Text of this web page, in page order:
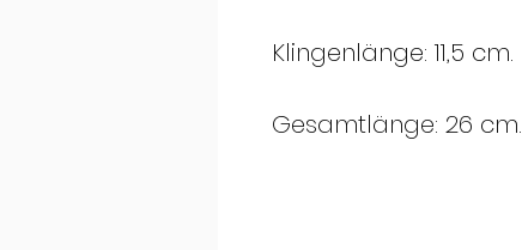
Klingenlänge: 11,5 cm.
Gesamtlänge: 26 cm.